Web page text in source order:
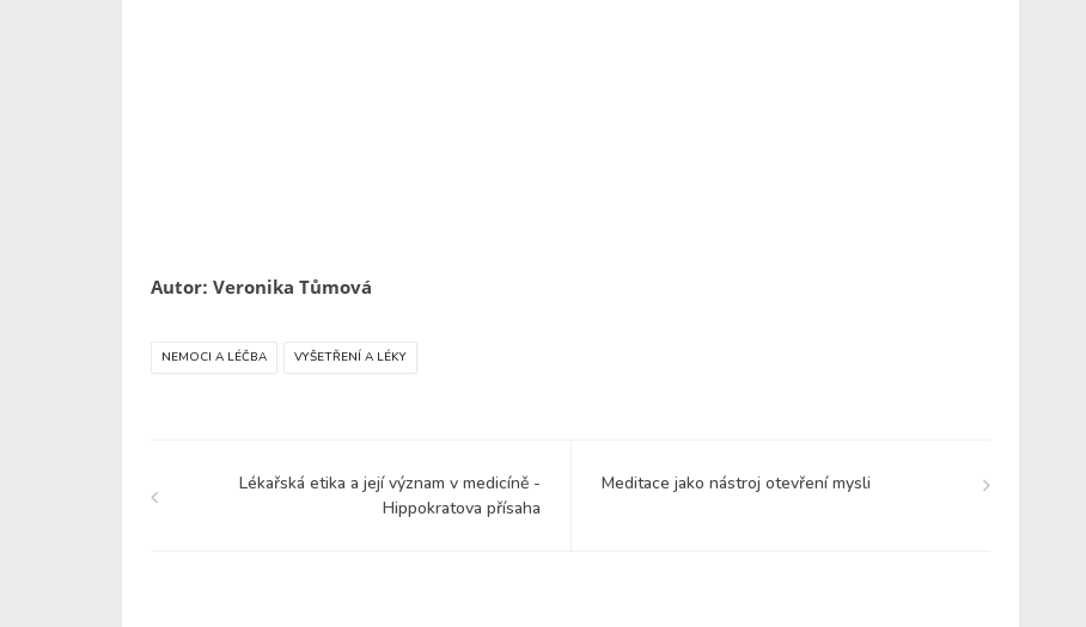
Autor: Veronika Tůmová
NEMOCI A LÉČBA VYŠETŘENÍ A LÉKY
Lékařská etika a její význam v medicíně -
Hippokratova přísaha
Meditace jako nástroj otevření mysli